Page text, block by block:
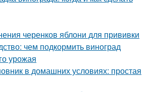
черенков яблони для прививки
чем подкормить виноград
урожая
в домашних условиях: простая